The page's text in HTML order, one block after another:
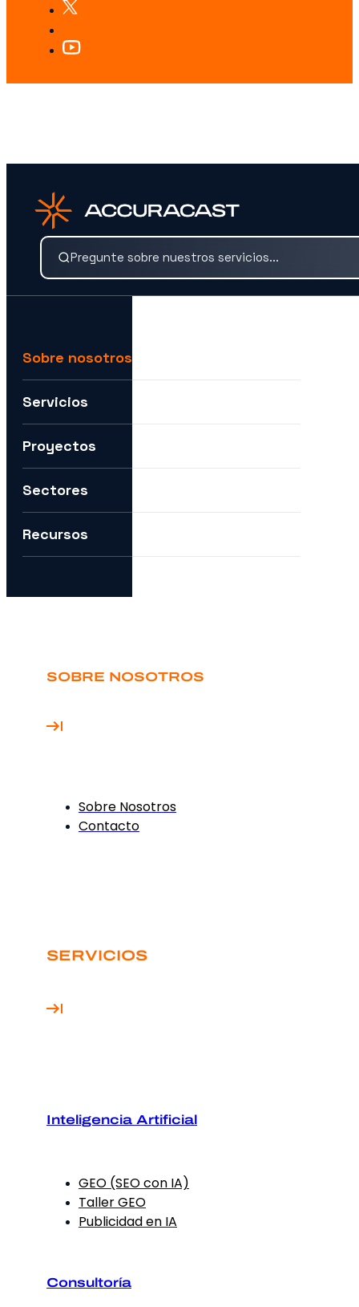
¿BUSCAS ALGO ESPECÍFICO?
Busca nuestros servicios y conocimientos al instante.
Sobre nosotros
Servicios
Proyectos
Sectores
Recursos
SOBRE NOSOTROS
Sobre Nosotros
Contacto
SERVICIOS
Inteligencia Artificial
GEO (SEO con IA)
Taller GEO
Publicidad en IA
Consultoría